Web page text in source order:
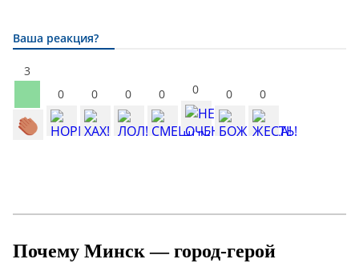
Ваша реакция?
3
0
0 0 0 0 0 0
Почему Минск — город-герой